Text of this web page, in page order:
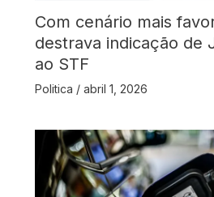
Com cenário mais
destrava indicação de
ao STF
Politica / abril 1, 2026